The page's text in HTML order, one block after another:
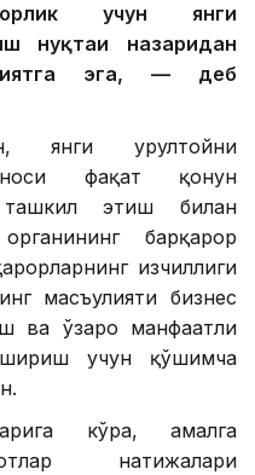
учун янги
нуқтаи назаридан
эга, — деб
янги Қурултойни
фақат қонун
ташкил этиш билан
барқарор
изчиллиги
масъулияти бизнес
ва ўзаро манфаатли
учун қўшимча
кўра, амалга
натижалари